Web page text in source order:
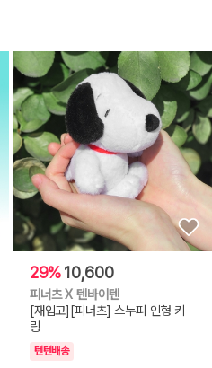
29%10,600
피너츠 X 텐바이텐
[재입고][피너츠] 스누피 인형 키
링
텐텐배송